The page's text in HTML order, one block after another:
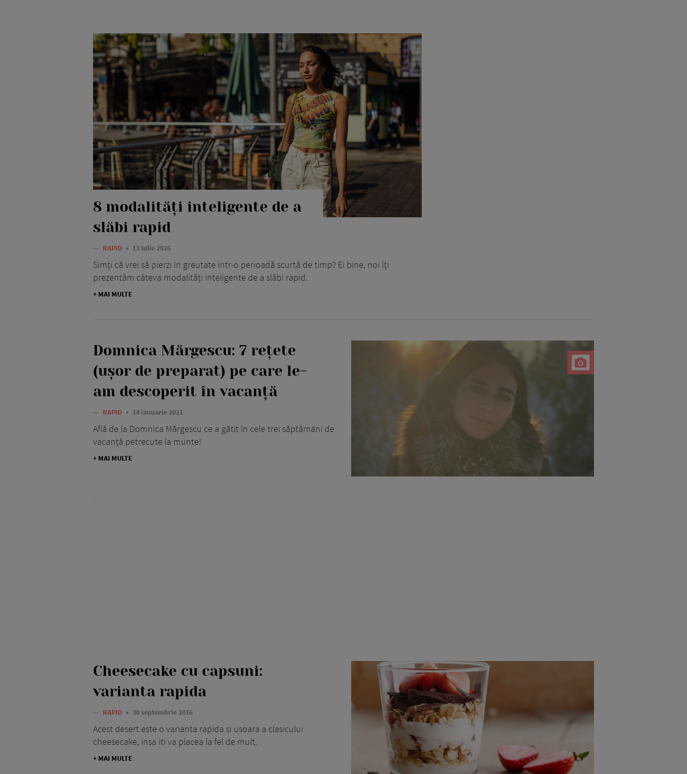
8 modalități inteligente de a
slăbi rapid
— RAPID 13 iulie 2026
Simți că vrei să pierzi în greutate într-o perioadă scurtă de timp? Ei bine, noi îți
prezentăm câteva modalități inteligente de a slăbi rapid.
+ MAI MULTE
Domnica Mărgescu: 7 rețete
(ușor de preparat) pe care le-
am descoperit în vacanță
— RAPID 14 ianuarie 2021
Află de la Domnica Mărgescu ce a gătit în cele trei săptămâni de
vacanță petrecute la munte!
+ MAI MULTE
Cheesecake cu capsuni:
varianta rapida
— RAPID 30 septembrie 2016
Acest desert este o varianta rapida si usoara a clasicului
cheesecake, insa iti va placea la fel de mult.
+ MAI MULTE